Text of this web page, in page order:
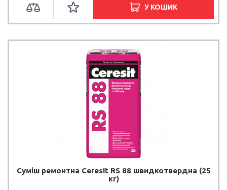
У КОШИК
Суміш ремонтна Ceresit RS 88 швидкотвердна (25
кг)